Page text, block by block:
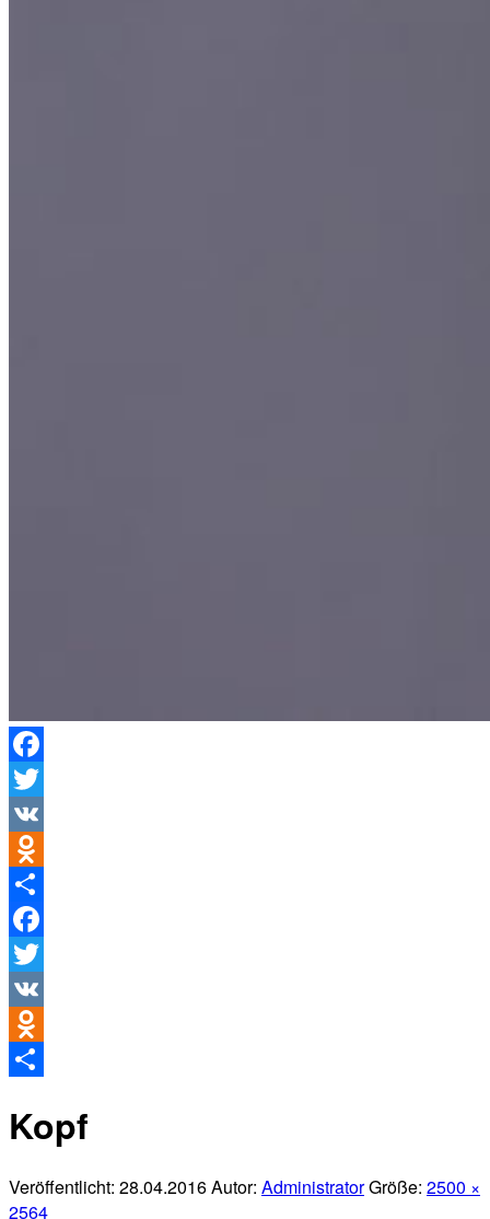
Facebook
Twitter
VK
Odnoklassniki
Teilen
Facebook
Twitter
VK
Odnoklassniki
Kopf
Veröffentlicht: 28.04.2016Autor: AdministratorGröße: 2500 ×
2564